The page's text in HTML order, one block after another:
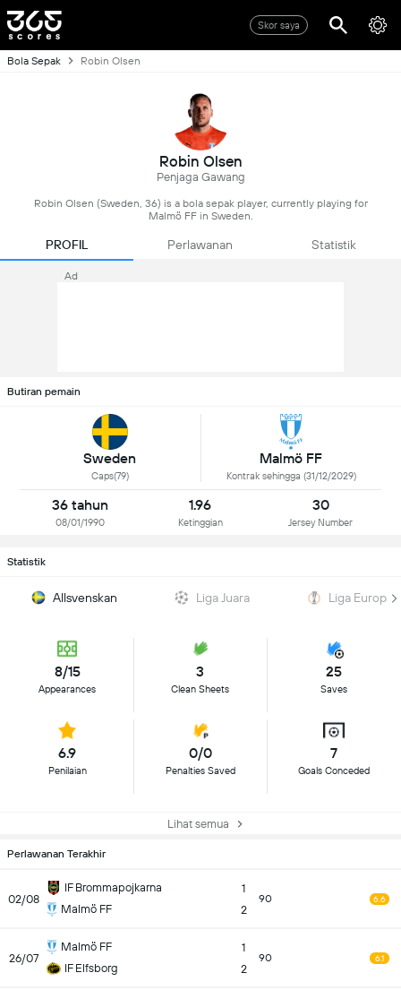
Skor saya
Bola Sepak Robin Olsen
Robin Olsen
Penjaga Gawang
Robin Olsen (Sweden, 36) is a bola sepak player, currently playing for
Malmö FF in Sweden.
PROFIL Perlawanan Statistik
Ad
Butiran pemain
Sweden
Caps(79)
Malmö FF
Kontrak sehingga (31/12/2029)
36 tahun
08/01/1990
1.96
Ketinggian
30
Jersey Number
Statistik
Allsvenskan Liga Juara Liga Europa
8/15
Appearances
3
Clean Sheets
25
Saves
6.9
Penilaian
0/0
Penalties Saved
7
Goals Conceded
Lihat semua
Perlawanan Terakhir
02/08
IF Brommapojkarna
Malmö FF
1
2
90 6.6
26/07
Malmö FF
IF Elfsborg
1
2
90 6.1